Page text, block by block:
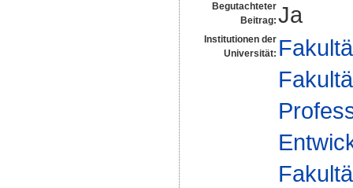
Begutachteter
Beitrag: Ja
Institutionen der
Universität: